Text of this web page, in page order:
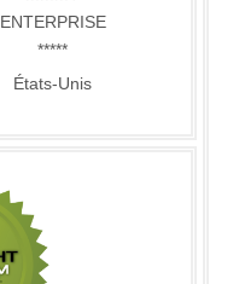
ENTERPRISE
*****
États-Unis